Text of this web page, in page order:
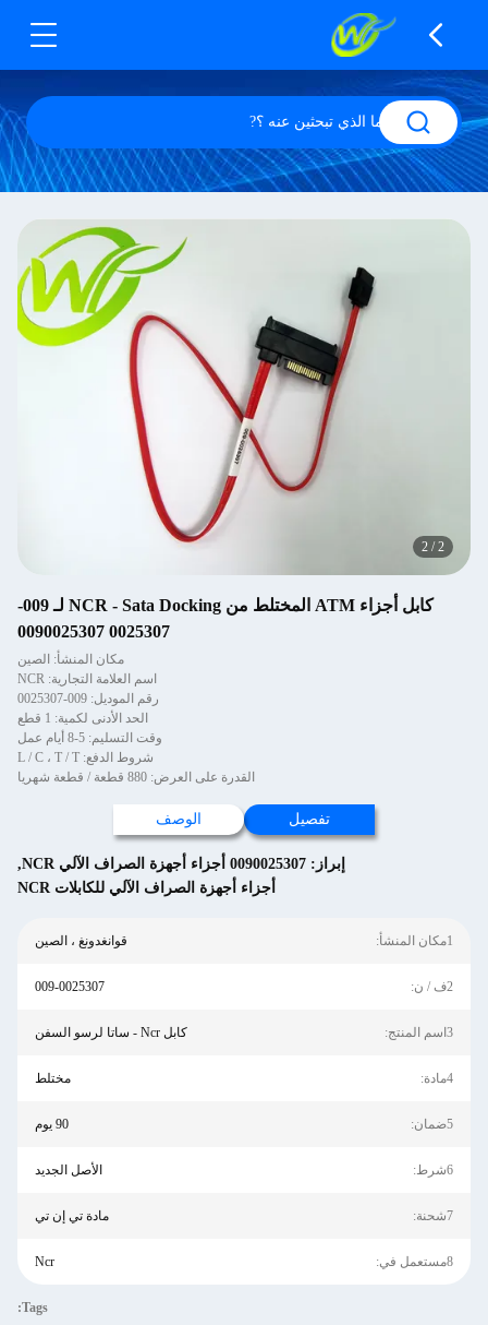
2
/
2
كابل أجزاء ATM المختلط من NCR - Sata Docking لـ 009-
0025307 0090025307
مكان المنشأ: الصين
اسم العلامة التجارية: NCR
رقم الموديل: 009-0025307
الحد الأدنى لكمية: 1 قطع
وقت التسليم: 5-8 أيام عمل
شروط الدفع: L / C ، T / T
القدرة على العرض: 880 قطعة / قطعة شهريا
تفصيل الوصف
إبراز: 0090025307 أجزاء أجهزة الصراف الآلي NCR
,
أجزاء أجهزة الصراف الآلي للكابلات NCR
1مكان المنشأ: قوانغدونغ ، الصين
2ف / ن: 009-0025307
3اسم المنتج: كابل Ncr - ساتا لرسو السفن
4مادة: مختلط
5ضمان: 90 يوم
6شرط: الأصل الجديد
7شحنة: مادة تي إن تي
8مستعمل في: Ncr
Tags: